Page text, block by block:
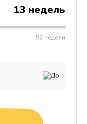
13 недель
52 недели
До